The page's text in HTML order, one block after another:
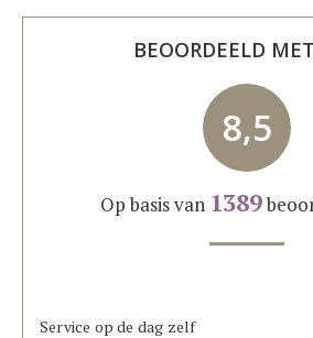
BEOORDEELD
8,5
Op basis van 1389
Service op de dag zelf